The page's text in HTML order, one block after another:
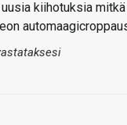
kiihotuksia